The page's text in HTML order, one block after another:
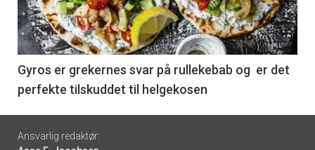
nå
-
6
Gyros er grekernes svar på rullekebab og er det
perfekte tilskuddet til helgekosen
Footer
Ansvarlig redaktør: